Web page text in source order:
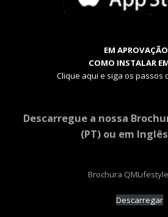
EM
COMO INSTALAR
Clique aqui e siga os passos
Descarregue a nossa
(PT) ou em
Brochura
Descarregar